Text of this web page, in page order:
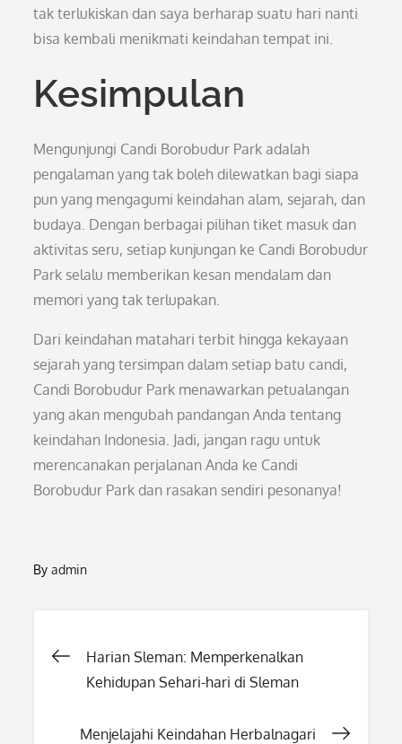
tak terlukiskan dan saya berharap suatu hari nanti
bisa kembali menikmati keindahan tempat ini.
Kesimpulan
Mengunjungi Candi Borobudur Park adalah
pengalaman yang tak boleh dilewatkan bagi siapa
pun yang mengagumi keindahan alam, sejarah, dan
budaya. Dengan berbagai pilihan tiket masuk dan
aktivitas seru, setiap kunjungan ke Candi Borobudur
Park selalu memberikan kesan mendalam dan
memori yang tak terlupakan.
Dari keindahan matahari terbit hingga kekayaan
sejarah yang tersimpan dalam setiap batu candi,
Candi Borobudur Park menawarkan petualangan
yang akan mengubah pandangan Anda tentang
keindahan Indonesia. Jadi, jangan ragu untuk
merencanakan perjalanan Anda ke Candi
Borobudur Park dan rasakan sendiri pesonanya!
Byadmin
Post
Harian Sleman: Memperkenalkan
Kehidupan Sehari-hari di Sleman
Menjelajahi Keindahan Herbalnagari